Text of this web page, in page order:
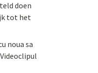
doen
tot het
noua sa